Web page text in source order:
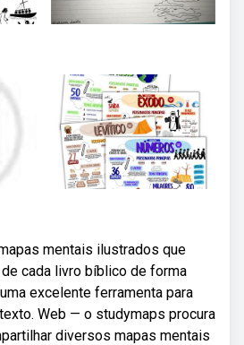
mentais ilustrados que
cada livro bíblico de forma
excelente ferramenta para
Web — o studymaps procura
diversos mapas mentais